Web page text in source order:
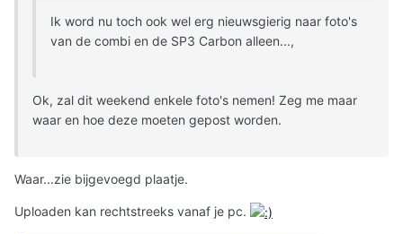
Ik word nu toch ook wel erg nieuwsgierig naar foto's
van de combi en de SP3 Carbon alleen...,
Ok, zal dit weekend enkele foto's nemen! Zeg me maar
waar en hoe deze moeten gepost worden.
Waar...zie bijgevoegd plaatje.
Uploaden kan rechtstreeks vanaf je pc.